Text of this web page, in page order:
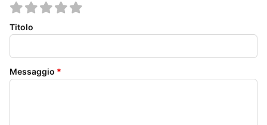
Titolo
Messaggio *